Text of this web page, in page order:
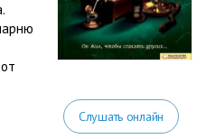
Слушать онлайн